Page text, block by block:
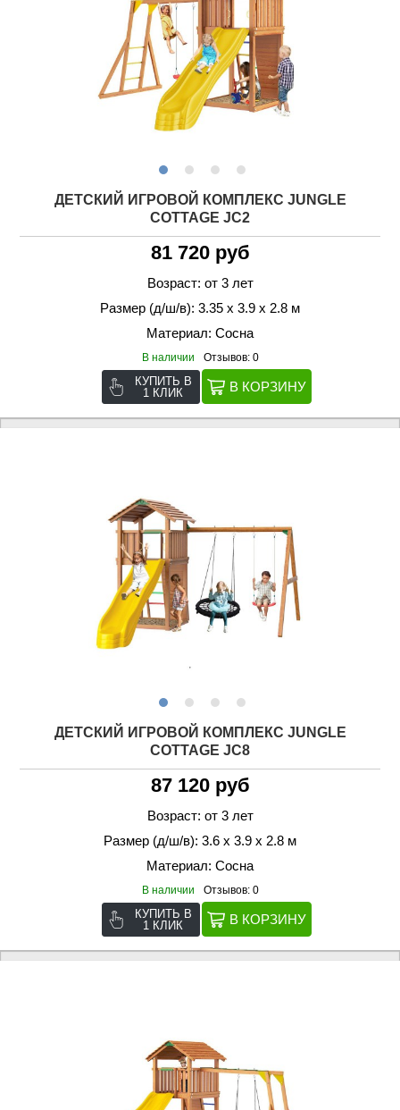
ДЕТСКИЙ ИГРОВОЙ КОМПЛЕКС JUNGLE
COTTAGE JC2
81 720 руб
Возраст: от 3 лет
Размер (д/ш/в): 3.35 х 3.9 х 2.8 м
Материал: Сосна
В наличии Отзывов: 0
КУПИТЬ В
1 КЛИК
ДЕТСКИЙ ИГРОВОЙ КОМПЛЕКС JUNGLE
COTTAGE JC8
87 120 руб
Возраст: от 3 лет
Размер (д/ш/в): 3.6 х 3.9 х 2.8 м
Материал: Сосна
В наличии Отзывов: 0
КУПИТЬ В
1 КЛИК